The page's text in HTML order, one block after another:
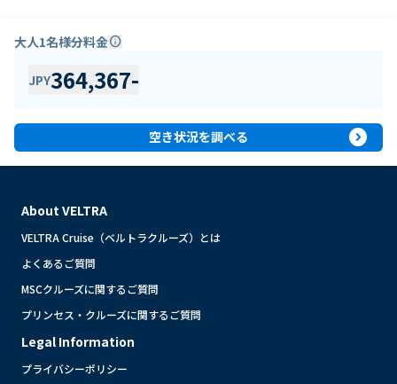
大人1名様分料金info
JPY364,367-
空き状況を調べる expand_circle_right
About VELTRA
VELTRA Cruise（ベルトラクルーズ）とは
よくあるご質問
MSCクルーズに関するご質問
プリンセス・クルーズに関するご質問
Legal Information
プライバシーポリシー